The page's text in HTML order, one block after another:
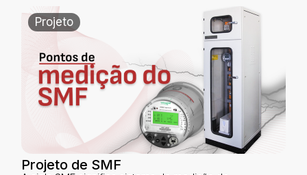
Projeto
Projeto de SMF